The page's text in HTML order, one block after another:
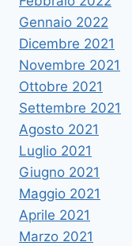
Gennaio 2022
Dicembre 2021
Novembre 2021
Ottobre 2021
Settembre 2021
Agosto 2021
Luglio 2021
Giugno 2021
Maggio 2021
Aprile 2021
Marzo 2021